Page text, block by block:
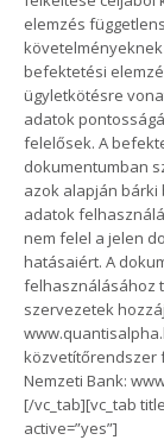
elemzés
befektetési
ügyletkötésre
adatok
felelősek. A
dokumentumban
azok alapján
adatok
nem felel a jelen
hatásaiért. A
felhasználásához
szervezetek
közvetítőrendszer
Nemzeti Bank:
[/vc_tab][vc_tab
active=”yes”]